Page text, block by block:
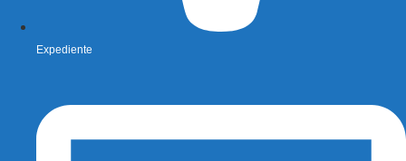
Expediente